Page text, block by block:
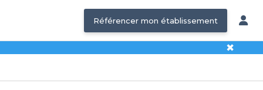
Référencer mon établissement
✖